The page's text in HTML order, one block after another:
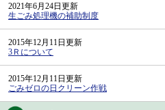
2021年6月24日更新
生ごみ処理機の補助制度
2015年12月11日更新
3Ｒについて
2015年12月11日更新
ごみゼロの日クリーン作戦